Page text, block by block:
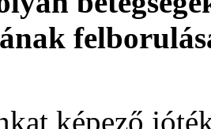
képező